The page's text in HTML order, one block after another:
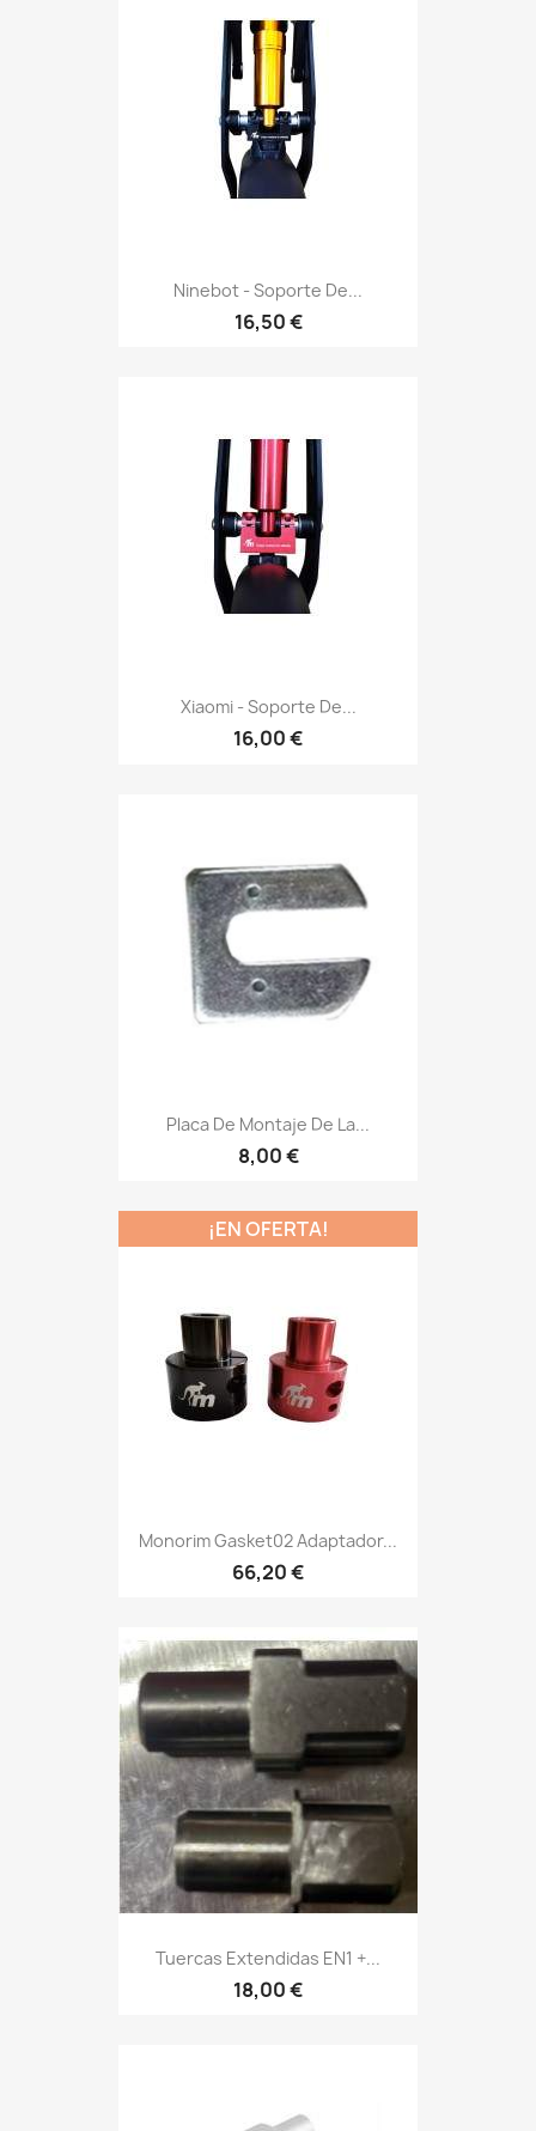
Ninebot - Soporte De...
16,50 €
Xiaomi - Soporte De...
16,00 €
Placa De Montaje De La...
8,00 €
Monorim Gasket02 Adaptador...
66,20 €
¡EN OFERTA!
Tuercas Extendidas EN1 +...
18,00 €